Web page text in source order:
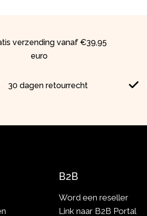
verzending vanaf €39,95
euro
30 dagen retourrecht
B2B
Word een reseller
Link naar B2B Portal